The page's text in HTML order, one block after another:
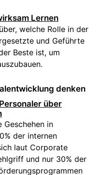
welche Rolle in der
und Geführte
Beste ist, um
denken
Geschehen in
der internen
laut Corporate
und nur 30% der